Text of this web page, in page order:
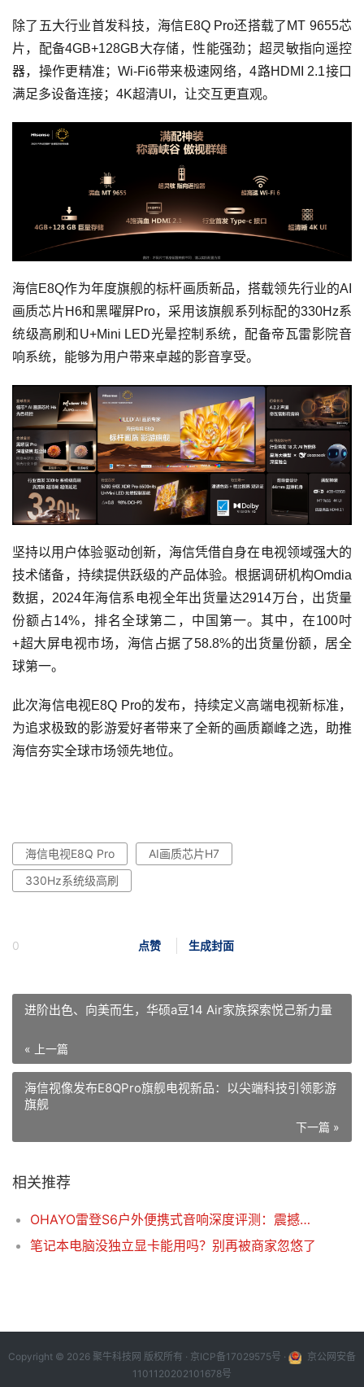
除了五大行业首发科技，海信E8Q Pro还搭载了MT 9655芯
片，配备4GB+128GB大存储，性能强劲；超灵敏指向遥控
器，操作更精准；Wi-Fi6带来极速网络，4路HDMI 2.1接口
满足多设备连接；4K超清UI，让交互更直观。
海信E8Q作为年度旗舰的标杆画质新品，搭载领先行业的AI
画质芯片H6和黑曜屏Pro，采用该旗舰系列标配的330Hz系
统级高刷和U+Mini LED光晕控制系统，配备帝瓦雷影院音
响系统，能够为用户带来卓越的影音享受。
坚持以用户体验驱动创新，海信凭借自身在电视领域强大的
技术储备，持续提供跃级的产品体验。根据调研机构Omdia
数据，2024年海信系电视全年出货量达2914万台，出货量
份额占14%，排名全球第二，中国第一。其中，在100吋
+超大屏电视市场，海信占据了58.8%的出货量份额，居全
球第一。
此次海信电视E8Q Pro的发布，持续定义高端电视新标准，
为追求极致的影游爱好者带来了全新的画质巅峰之选，助推
海信夯实全球市场领先地位。
海信电视E8Q Pro
AI画质芯片H7
330Hz系统级高刷
点赞 生成封面
0
进阶出色、向美而生，华硕a豆14 Air家族探索悦己新力量
« 上一篇
海信视像发布E8QPro旗舰电视新品：以尖端科技引领影游
旗舰
下一篇 »
相关推荐
OHAYO雷登S6户外便携式音响深度评测：震撼音质，全场景音乐伴侣
笔记本电脑没独立显卡能用吗？别再被商家忽悠了
Copyright © 2026 聚牛科技网 版权所有 · 京ICP备17029575号 ·
京公网安备
1101120202101678号